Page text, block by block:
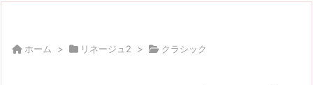
ホーム > リネージュ2 > クラシック